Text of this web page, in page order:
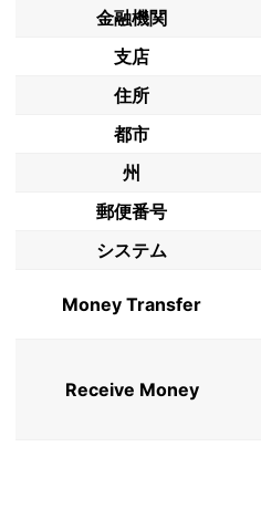
金融機関
支店
住所
都市
州
郵便番号
システム
Money Transfer
Receive Money